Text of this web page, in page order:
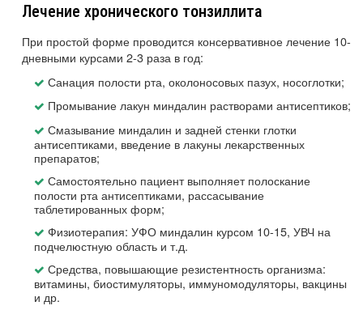
Лечение хронического тонзиллита
При простой форме проводится консервативное лечение 10-
дневными курсами 2-3 раза в год:
Санация полости рта, околоносовых пазух, носоглотки;
Промывание лакун миндалин растворами антисептиков;
Смазывание миндалин и задней стенки глотки
антисептиками, введение в лакуны лекарственных
препаратов;
Самостоятельно пациент выполняет полоскание
полости рта антисептиками, рассасывание
таблетированных форм;
Физиотерапия: УФО миндалин курсом 10-15, УВЧ на
подчелюстную область и т.д.
Средства, повышающие резистентность организма:
витамины, биостимуляторы, иммуномодуляторы, вакцины
и др.